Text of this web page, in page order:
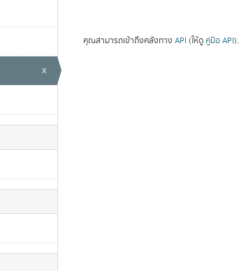
x
คุณสามารถเข้าถึงคลังทาง API (ให้ดู คู่มือ API).